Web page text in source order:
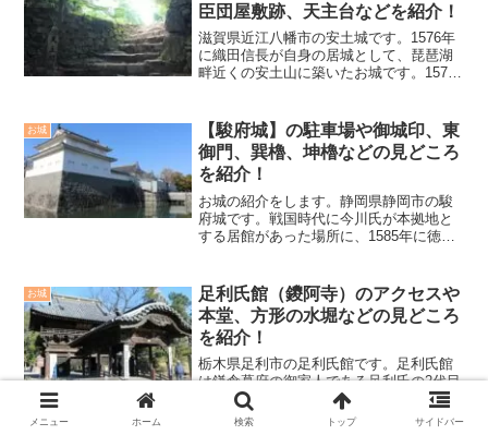
臣団屋敷跡、天主台などを紹介！
滋賀県近江八幡市の安土城です。1576年
に織田信長が自身の居城として、琵琶湖
畔近くの安土山に築いたお城です。1579
主が山頂に築かれ、大手道には自身の家
臣を住まわせる為...
お城
【駿府城】の駐車場や御城印、東
御門、巽櫓、坤櫓などの見どころ
を紹介！
お城の紹介をします。静岡県静岡市の駿
府城です。戦国時代に今川氏が本拠地と
する居館があった場所に、1585年に徳川
康が関東に移封されると、豊臣恩顧の中
村一氏が城主となります...
お城
足利氏館（鑁阿寺）のアクセスや
本堂、方形の水堀などの見どころ
を紹介！
栃木県足利市の足利氏館です。足利氏館
は鎌倉幕府の御家人である足利氏の2代目
義兼が築きました。1192年に義兼により
館内に持仏堂をつくり、後に鑁阿寺とい
メニュー ホーム 検索 トップ サイドバー